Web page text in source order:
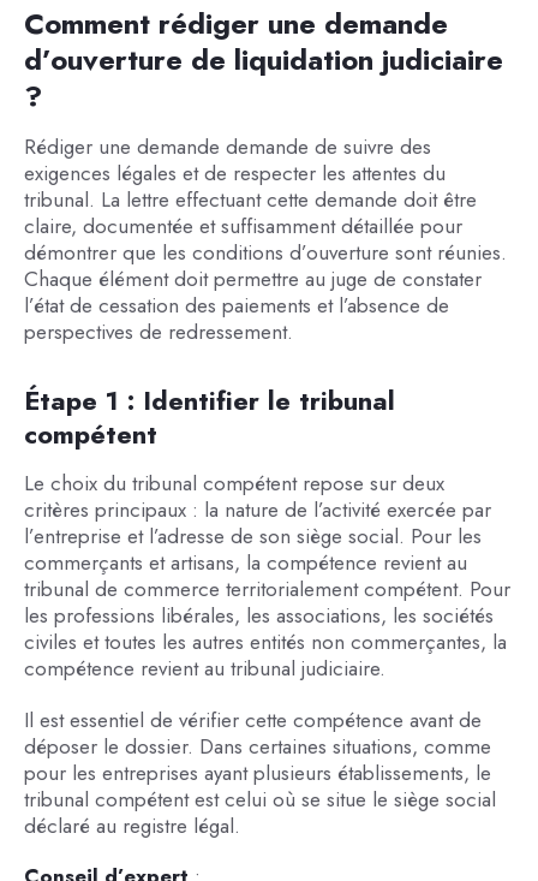
Comment rédiger une demande
d’ouverture de liquidation judiciaire
?
Rédiger une demande demande de suivre des
exigences légales et de respecter les attentes du
tribunal. La lettre effectuant cette demande doit être
claire, documentée et suffisamment détaillée pour
démontrer que les conditions d’ouverture sont réunies.
Chaque élément doit permettre au juge de constater
l’état de cessation des paiements et l’absence de
perspectives de redressement.
Étape 1 : Identifier le tribunal
compétent
Le choix du tribunal compétent repose sur deux
critères principaux : la nature de l’activité exercée par
l’entreprise et l’adresse de son siège social. Pour les
commerçants et artisans, la compétence revient au
tribunal de commerce territorialement compétent. Pour
les professions libérales, les associations, les sociétés
civiles et toutes les autres entités non commerçantes, la
compétence revient au tribunal judiciaire.
Il est essentiel de vérifier cette compétence avant de
déposer le dossier. Dans certaines situations, comme
pour les entreprises ayant plusieurs établissements, le
tribunal compétent est celui où se situe le siège social
déclaré au registre légal.